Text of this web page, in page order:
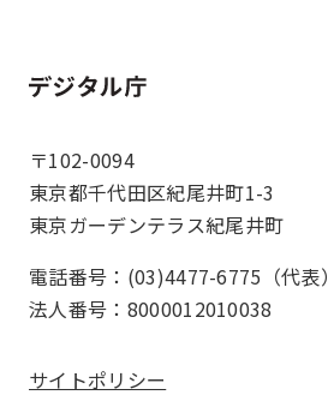
ホーム
〒102-0094
東京都千代田区紀尾井町1-3
東京ガーデンテラス紀尾井町
電話番号：(03)4477-6775（代表）
法人番号：8000012010038
サイトポリシー